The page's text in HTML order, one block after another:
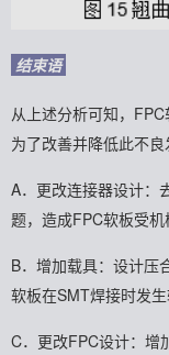
结束语
从上述分析可知，
为了改善并降低此不良
A．更改连接器设计：
题，造成FPC软板受机
B．增加载具：设计压
软板在SMT焊接时发生
C．更改FPC设计：增